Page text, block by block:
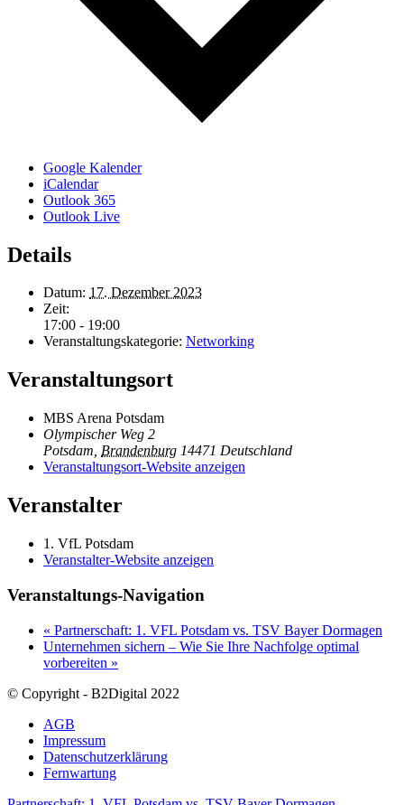
Google Kalender
iCalendar
Outlook 365
Outlook Live
Details
Datum: 17. Dezember 2023
Zeit:
17:00 - 19:00
Veranstaltungskategorie: Networking
Veranstaltungsort
MBS Arena Potsdam
Olympischer Weg 2
Potsdam Brandenburg 14471 Deutschland
Veranstaltungsort-Website anzeigen
Veranstalter
1. VfL Potsdam
Veranstalter-Website anzeigen
Veranstaltungs-Navigation
« Partnerschaft: 1. VFL Potsdam vs. TSV Bayer Dormagen
Unternehmen sichern – Wie Sie Ihre Nachfolge optimal
vorbereiten »
© Copyright - B2Digital 2022
AGB
Impressum
Datenschutzerklärung
Fernwartung